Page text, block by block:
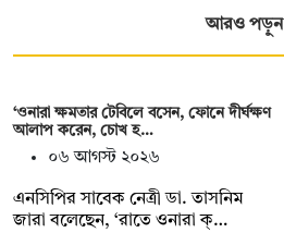
আরও পড়ুন
‘ওনারা ক্ষমতার টেবিলে বসেন, ফোনে দীর্ঘক্ষণ
আলাপ করেন, চোখ হ…
০৬ আগস্ট ২০২৬
এনসিপির সাবেক নেত্রী ডা. তাসনিম
জারা বলেছেন, ‘রাতে ওনারা ক্…